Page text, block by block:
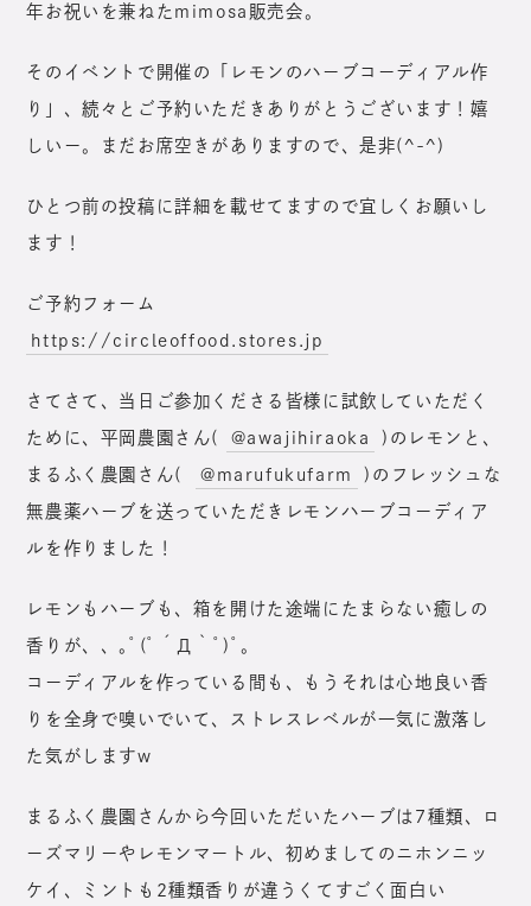
年お祝いを兼ねたmimosa販売会。
そのイベントで開催の「レモンのハーブコーディアル作
り」、続々とご予約いただきありがとうございます！嬉
しいー。まだお席空きがありますので、是非(^-^)
ひとつ前の投稿に詳細を載せてますので宜しくお願いし
ます！
ご予約フォーム
https://circleoffood.stores.jp
さてさて、当日ご参加くださる皆様に試飲していただく
ために、平岡農園さん( @awajihiraoka )のレモンと、
まるふく農園さん( @marufukufarm )のフレッシュな
無農薬ハーブを送っていただきレモンハーブコーディア
ルを作りました！
レモンもハーブも、箱を開けた途端にたまらない癒しの
香りが、、｡ﾟ(ﾟ´Д｀ﾟ)ﾟ｡
コーディアルを作っている間も、もうそれは心地良い香
りを全身で嗅いでいて、ストレスレベルが一気に激落し
た気がしますw
まるふく農園さんから今回いただいたハーブは7種類、ロ
ーズマリーやレモンマートル、初めましてのニホンニッ
ケイ、ミントも2種類香りが違うくてすごく面白い